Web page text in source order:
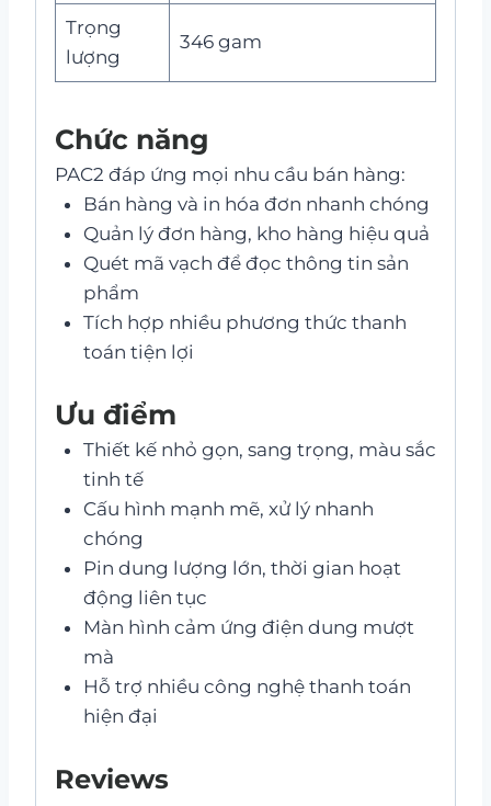
Trọng
lượng
346 gam
Chức năng
PAC2 đáp ứng mọi nhu cầu bán hàng:
Bán hàng và in hóa đơn nhanh chóng
Quản lý đơn hàng, kho hàng hiệu quả
Quét mã vạch để đọc thông tin sản
phẩm
Tích hợp nhiều phương thức thanh
toán tiện lợi
Ưu điểm
Thiết kế nhỏ gọn, sang trọng, màu sắc
tinh tế
Cấu hình mạnh mẽ, xử lý nhanh
chóng
Pin dung lượng lớn, thời gian hoạt
động liên tục
Màn hình cảm ứng điện dung mượt
mà
Hỗ trợ nhiều công nghệ thanh toán
hiện đại
Reviews